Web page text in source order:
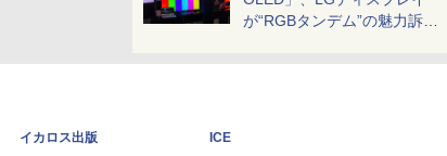
が“RGBタンデム”の魅力訴
イカロス出版
ICE